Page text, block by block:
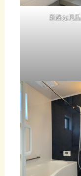
新築お風呂